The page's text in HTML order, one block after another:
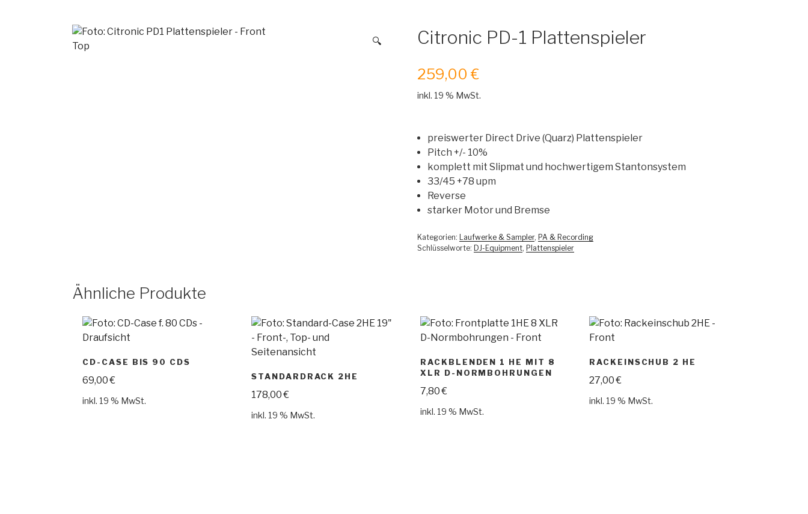
🔍 Citronic PD-1 Plattenspieler
259,00€
inkl. 19 % MwSt.
preiswerter Direct Drive (Quarz) Plattenspieler
Pitch +/- 10%
komplett mit Slipmat und hochwertigem Stantonsystem
33/45 +78 upm
Reverse
starker Motor und Bremse
Kategorien: Laufwerke & Sampler, PA & Recording
Schlüsselworte: DJ-Equipment, Plattenspieler
Ähnliche Produkte
CD-CASE BIS 90 CDS
69,00€
inkl. 19 % MwSt.
STANDARDRACK 2HE
178,00€
inkl. 19 % MwSt.
RACKBLENDEN 1 HE MIT 8
XLR D-NORMBOHRUNGEN
7,80€
inkl. 19 % MwSt.
RACKEINSCHUB 2 HE
27,00€
inkl. 19 % MwSt.